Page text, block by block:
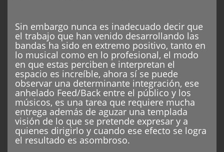
Sin embargo nunca es inadecuado decir que
el trabajo que han venido desarrollando las
bandas ha sido en extremo positivo, tanto en
lo musical como en lo profesional, el modo
en que estas perciben e interpretan el
espacio es increíble, ahora sí se puede
observar una determinante integración, ese
anhelado Feed/Back entre el público y los
músicos, es una tarea que requiere mucha
entrega además de aguzar una templada
visión de lo que se pretende expresar y a
quienes dirigirlo y cuando ese efecto se logra
el resultado es asombroso.